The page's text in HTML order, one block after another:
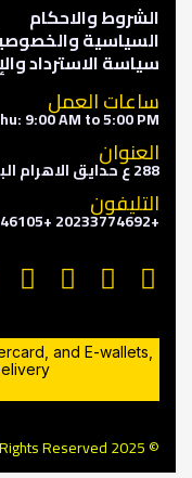
الشروط والاحكام
السياسية
سياسة الاسترداد
ساعات العمل
9:00 AM to 5:00 PM
العنوان
288 ع حدايق الاهرام البوابة الرابعة -- الجيزة
التليفون
+20233774692 +201027446105
and E-wallets,
© 2025 HAAS All Rights Reserved